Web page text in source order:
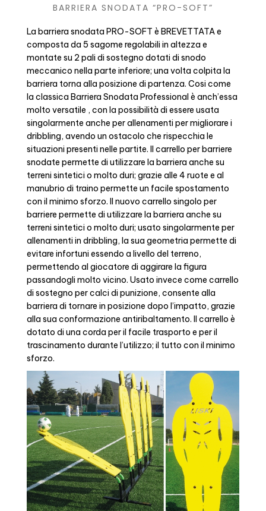
BARRIERA SNODATA “PRO-SOFT”
La barriera snodata PRO-SOFT è BREVETTATA e
composta da 5 sagome regolabili in altezza e
montate su 2 pali di sostegno dotati di snodo
meccanico nella parte inferiore; una volta colpita la
barriera torna alla posizione di partenza. Cosi come
la classica Barriera Snodata Professional è anch’essa
molto versatile , con la possibilità di essere usata
singolarmente anche per allenamenti per migliorare i
dribbling, avendo un ostacolo che rispecchia le
situazioni presenti nelle partite. Il carrello per barriere
snodate permette di utilizzare la barriera anche su
terreni sintetici o molto duri; grazie alle 4 ruote e al
manubrio di traino permette un facile spostamento
con il minimo sforzo. Il nuovo carrello singolo per
barriere permette di utilizzare la barriera anche su
terreni sintetici o molto duri; usato singolarmente per
allenamenti in dribbling, la sua geometria permette di
evitare infortuni essendo a livello del terreno,
permettendo al giocatore di aggirare la figura
passandogli molto vicino. Usato invece come carrello
di sostegno per calci di punizione, consente alla
barriera di tornare in posizione dopo l’impatto, grazie
alla sua conformazione antiribaltamento. Il carrello è
dotato di una corda per il facile trasporto e per il
trascinamento durante l’utilizzo; il tutto con il minimo
sforzo.